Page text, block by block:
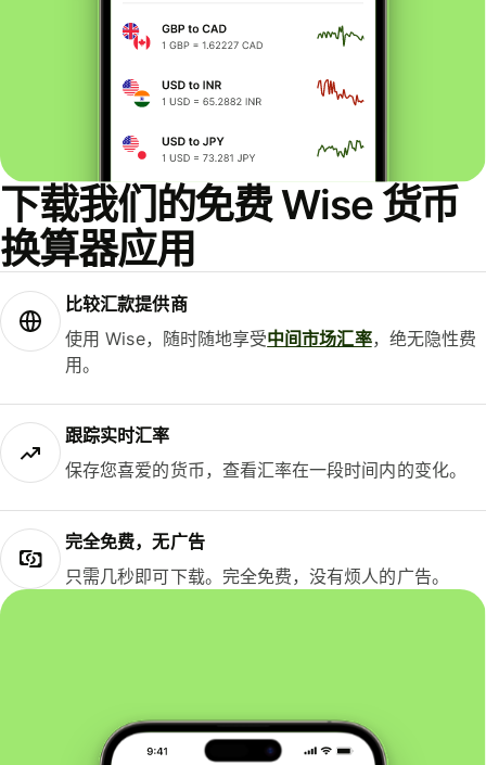
下载我们的免费 Wise 货币
换算器应用
比较汇款提供商
使用 Wise，随时随地享受中间市场汇率，绝无隐性费
用。
跟踪实时汇率
保存您喜爱的货币，查看汇率在一段时间内的变化。
完全免费，无广告
只需几秒即可下载。完全免费，没有烦人的广告。